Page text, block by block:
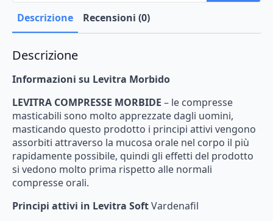
Descrizione Recensioni (0)
Descrizione
Informazioni su Levitra Morbido
LEVITRA COMPRESSE MORBIDE – le compresse
masticabili sono molto apprezzate dagli uomini,
masticando questo prodotto i principi attivi vengono
assorbiti attraverso la mucosa orale nel corpo il più
rapidamente possibile, quindi gli effetti del prodotto
si vedono molto prima rispetto alle normali
compresse orali.
Principi attivi in ​​Levitra SoftVardenafil